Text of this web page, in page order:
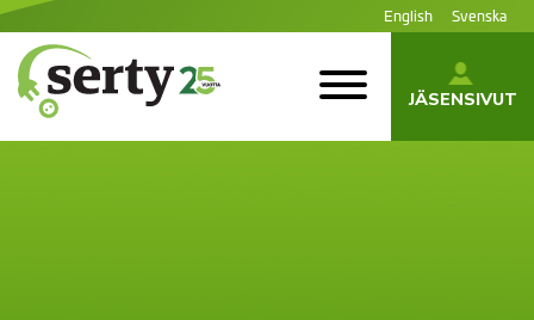
Siirry
sisältöön
English Svenska
SERTY | SER-
JÄSENSIVUT